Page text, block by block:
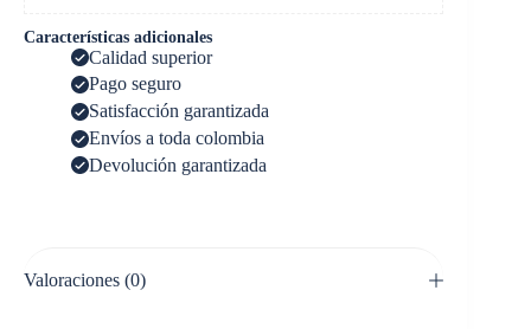
Características adicionales
Calidad superior
Pago seguro
Satisfacción garantizada
Envíos a toda colombia
Devolución garantizada
Valoraciones (0)